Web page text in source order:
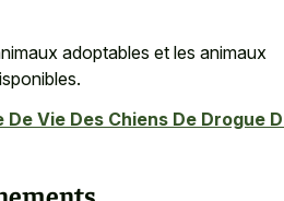
adoptables et les animaux
De Vie Des Chiens De Drogue